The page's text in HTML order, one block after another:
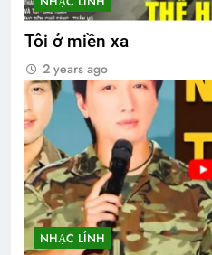
Tôi ở miền xa
2 years ago
NHẠC LÍNH